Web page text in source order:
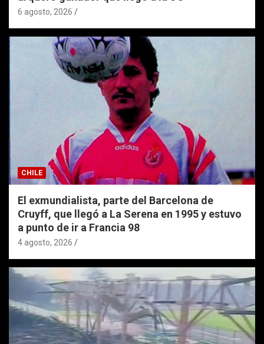
6 agosto, 2026
CHILE
El exmundialista, parte del Barcelona de
Cruyff, que llegó a La Serena en 1995 y estuvo
a punto de ir a Francia 98
4 agosto, 2026